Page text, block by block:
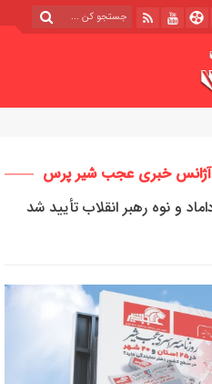
آژانس خبری عجب شیر پرس
و نوه رهبر انقلاب تأیید شد